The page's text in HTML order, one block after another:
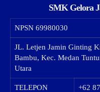
SMK Gelora
NPSN 69980030
JL. Letjen Jamin Ginting
Bambu, Kec. Medan
Utara
TELEPON +62